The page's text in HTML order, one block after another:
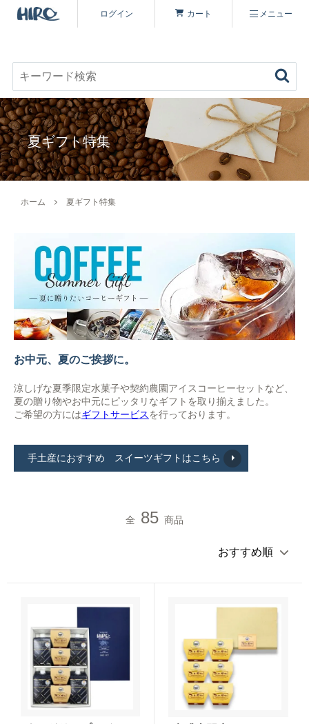
ログイン カート メニュー
キーワード検索
商品を探す
コーヒーマイスターセレクト
シングルオリジン
ブレンドコーヒー
デカフェオーガニック（カフェインレス）
カフェオレベース
オーガニック商品
デカフェ（カフェインレス）商品
コーヒーを楽しむ
シーズナリティについて
オーガニックコーヒーへのこだわり
デカフェについて
HIRO CERT認証農園について
ハニープロセス
コーヒーの淹れ方について
定期便
原材料・販売期間一覧
ヒロコーヒーについて
ご利用ガイド
お買い物方法
お問合わせ
夏ギフト特集
ホーム 夏ギフト特集
お中元、夏のご挨拶に。
涼しげな夏季限定水菓子や契約農園アイスコーヒーセットなど、
夏の贈り物やお中元にピッタリなギフトを取り揃えました。
ご希望の方にはギフトサービスを行っております。
手土産におすすめ スイーツギフトはこちら
全 85 商品